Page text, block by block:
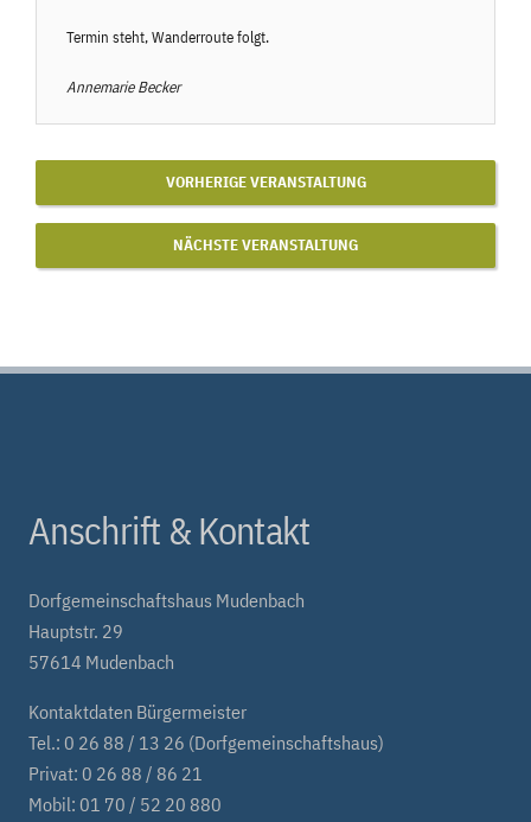
Termin steht, Wanderroute folgt.
Annemarie Becker
VORHERIGE VERANSTALTUNG
NÄCHSTE VERANSTALTUNG
Anschrift & Kontakt
Dorfgemeinschaftshaus Mudenbach
Hauptstr. 29
57614 Mudenbach
Kontaktdaten Bürgermeister
Tel.: 0 26 88 / 13 26 (Dorfgemeinschaftshaus)
Privat: 0 26 88 / 86 21
Mobil: 01 70 / 52 20 880